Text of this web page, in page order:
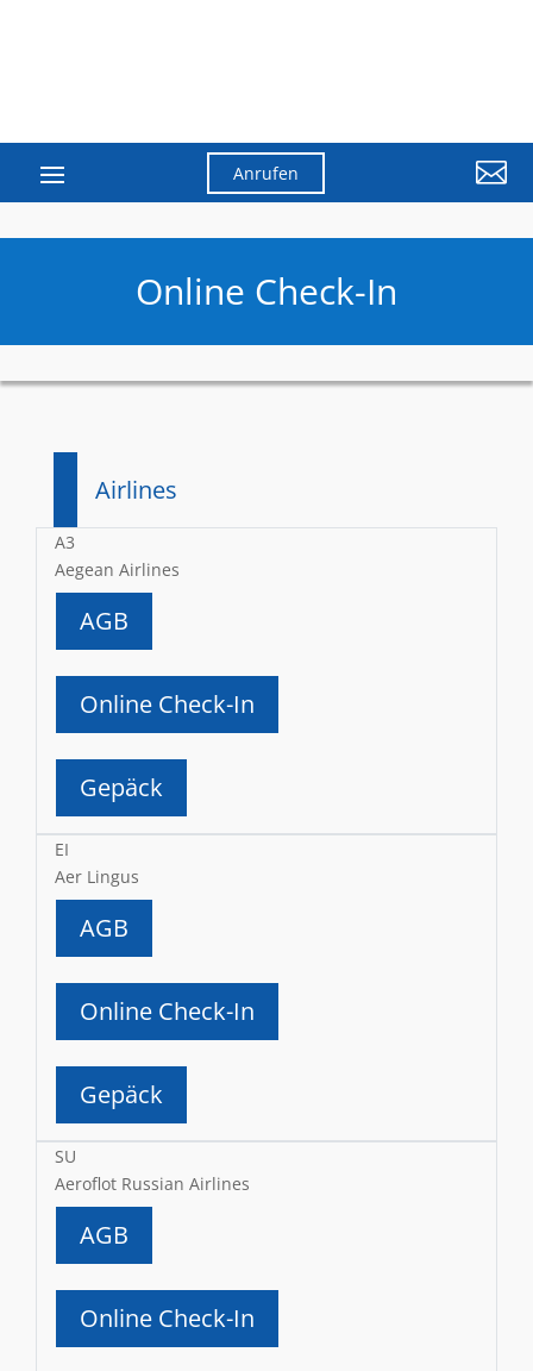
Anrufen 
Online Check-In
Airlines
A3
Aegean Airlines
AGB
Online Check-In
Gepäck
EI
Aer Lingus
AGB
Online Check-In
Gepäck
SU
Aeroflot Russian Airlines
AGB
Online Check-In